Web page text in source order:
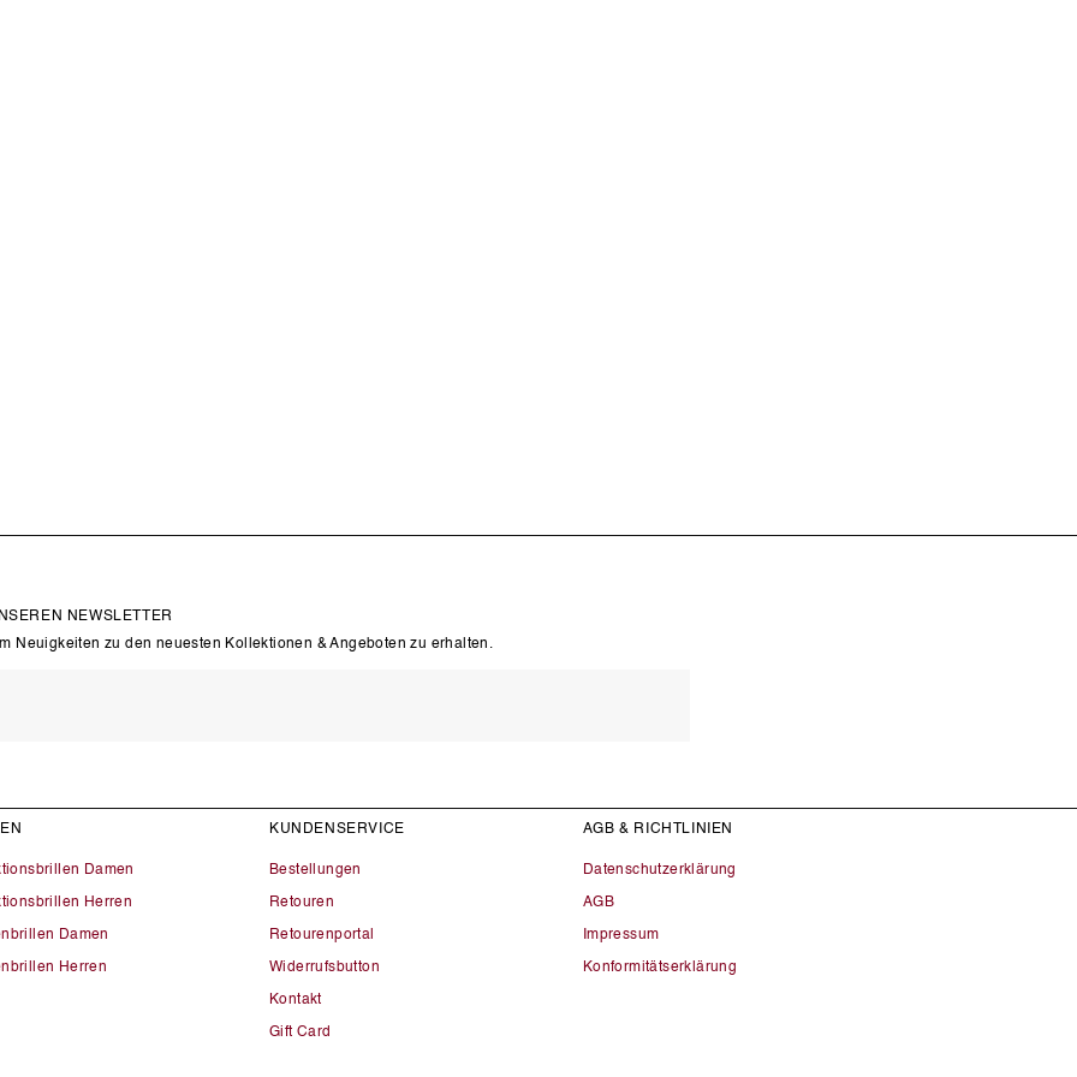
NEWSLETTER
Neuigkeiten zu den neuesten Kollektionen & Angeboten zu erhalten.
Damen
Herren
Damen
Herren
KUNDENSERVICE
Bestellungen
Retouren
Retourenportal
Widerrufsbutton
Kontakt
Gift Card
AGB & RICHTLINIEN
Datenschutzerklärung
AGB
Impressum
Konformitätserklärung